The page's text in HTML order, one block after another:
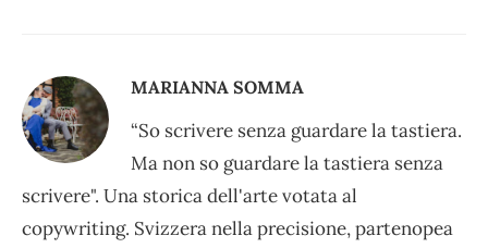
MARIANNA SOMMA
“So scrivere senza guardare la tastiera.
Ma non so guardare la tastiera senza
scrivere". Una storica dell'arte votata al
copywriting. Svizzera nella precisione, partenopea